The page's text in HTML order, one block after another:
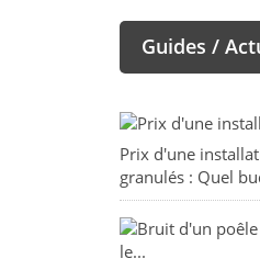
Guides /
Prix d'une
granulés : Quel